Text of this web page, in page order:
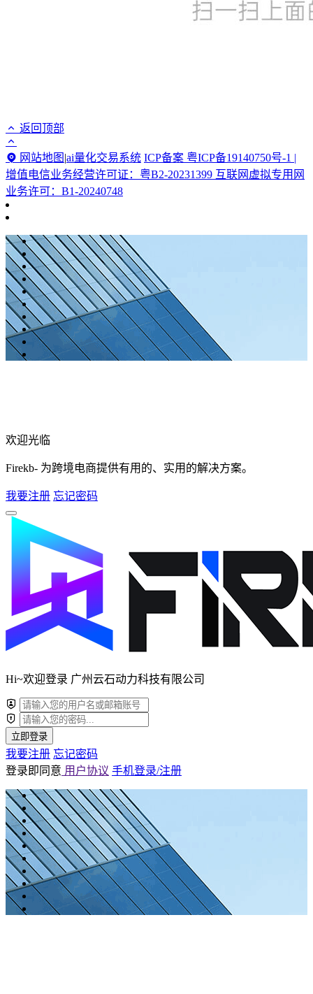
返回顶部
网站地图 |ai量化交易系统 ICP备案 粤ICP备19140750号-1 |
增值电信业务经营许可证：粤B2-20231399 互联网虚拟专用网
业务许可：B1-20240748
欢迎光临
Firekb- 为跨境电商提供有用的、实用的解决方案。
我要注册 忘记密码
Hi~欢迎登录 广州云石动力科技有限公司
立即登录
我要注册 忘记密码
登录即同意 用户协议 手机登录/注册